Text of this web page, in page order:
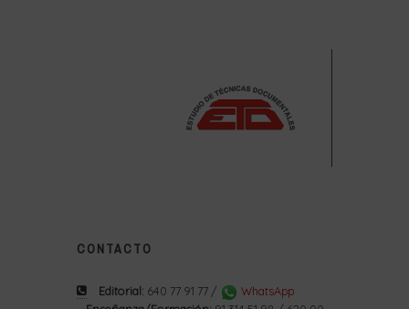
CONTACTO
Editorial: 640 77 91 77 /
WhatsApp